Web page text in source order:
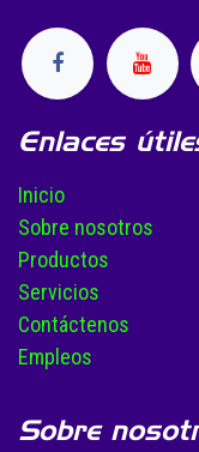
Enlaces
Inicio
Sobre nosotros
Productos
Servicios
Contáctenos
Empleos
Sobre